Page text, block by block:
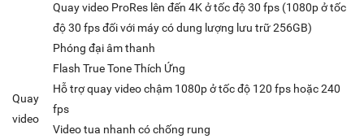
Quay
video
Quay video ProRes lên đến 4K ở tốc độ 30 fps (1080p ở tốc
độ 30 fps đối với máy có dung lượng lưu trữ 256GB)
Phóng đại âm thanh
Flash True Tone Thích Ứng
Hỗ trợ quay video chậm 1080p ở tốc độ 120 fps hoặc 240
fps
Video tua nhanh có chống rung